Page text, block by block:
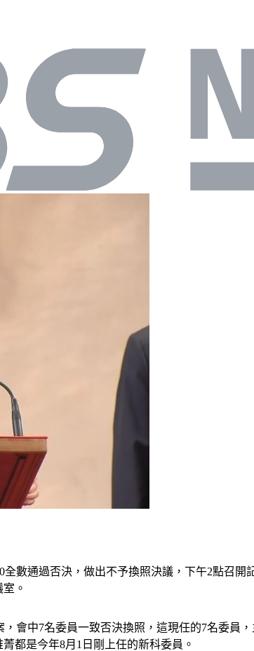
全數通過否決，做出不予換照決議，下午2點召
。
會中7名委員一致否決換照，這現任的7名委員
都是今年8月1日剛上任的新科委員。